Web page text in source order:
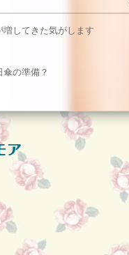
増してきた気がします
傘の準備？